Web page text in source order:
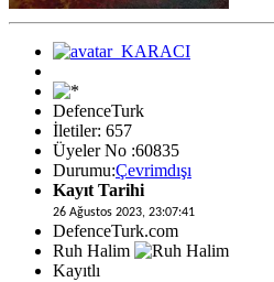
DefenceTurk
İletiler: 657
Üyeler No :60835
Durumu:Çevrimdışı
Kayıt Tarihi
26 Ağustos 2023, 23:07:41
DefenceTurk.com
Ruh Halim
Kayıtlı